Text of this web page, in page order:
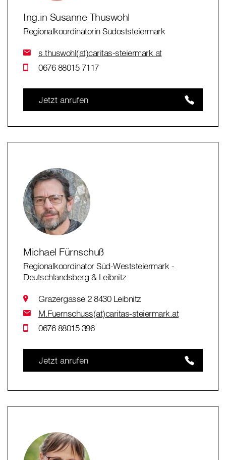
Ing.in Susanne Thuswohl
Regionalkoordinatorin Südoststeiermark
s.thuswohl(at)caritas-steiermark.at
0676 88015 7117
Jetzt anrufen
Michael Fürnschuß
Regionalkoordinator Süd-Weststeiermark -
Deutschlandsberg & Leibnitz
Grazergasse 2 8430 Leibnitz
M.Fuernschuss(at)caritas-steiermark.at
0676 88015 396
Jetzt anrufen